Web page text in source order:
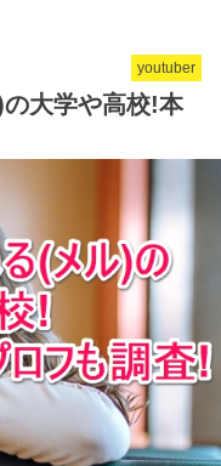
youtuber
大学や高校!本